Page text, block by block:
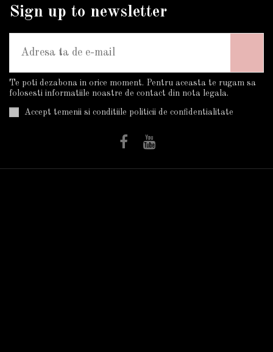
Sign up to newsletter
Te poti dezabona in orice moment. Pentru aceasta te rugam sa
folosesti informatiile noastre de contact din nota legala.
Accept temenii si conditiile politicii de confidentialitate